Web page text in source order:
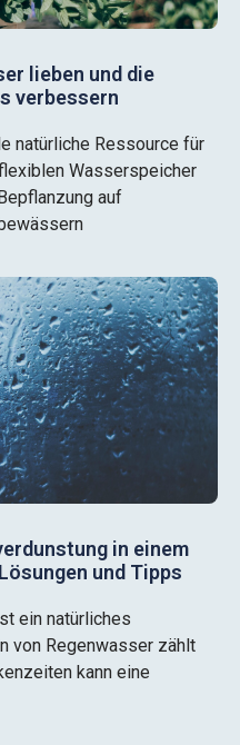
lieben und die
verbessern
natürliche Ressource für
Wasserspeicher
auf
in einem
und Tipps
ein natürliches
von Regenwasser zählt
kann eine